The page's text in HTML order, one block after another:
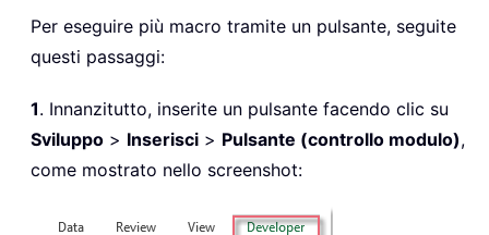
Per eseguire più macro tramite un pulsante, seguite
questi passaggi:
1. Innanzitutto, inserite un pulsante facendo clic su
Sviluppo > Inserisci > Pulsante (controllo modulo),
come mostrato nello screenshot: